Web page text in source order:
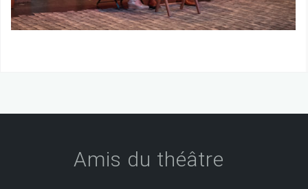
Amis du théâtre